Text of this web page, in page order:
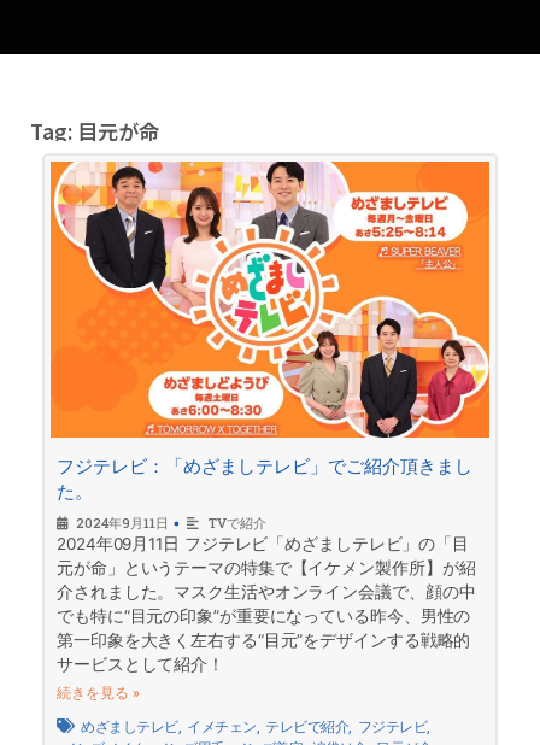
Tag: 目元が命
フジテレビ：「めざましテレビ」でご紹介頂きまし
た。
2024年9月11日 • TVで紹介
2024年09月11日 フジテレビ「めざましテレビ」の「目
元が命」というテーマの特集で【イケメン製作所】が紹
介されました。マスク生活やオンライン会議で、顔の中
でも特に“目元の印象”が重要になっている昨今、男性の
第一印象を大きく左右する“目元”をデザインする戦略的
サービスとして紹介！
続きを見る »
めざましテレビ, イメチェン, テレビで紹介, フジテレビ,